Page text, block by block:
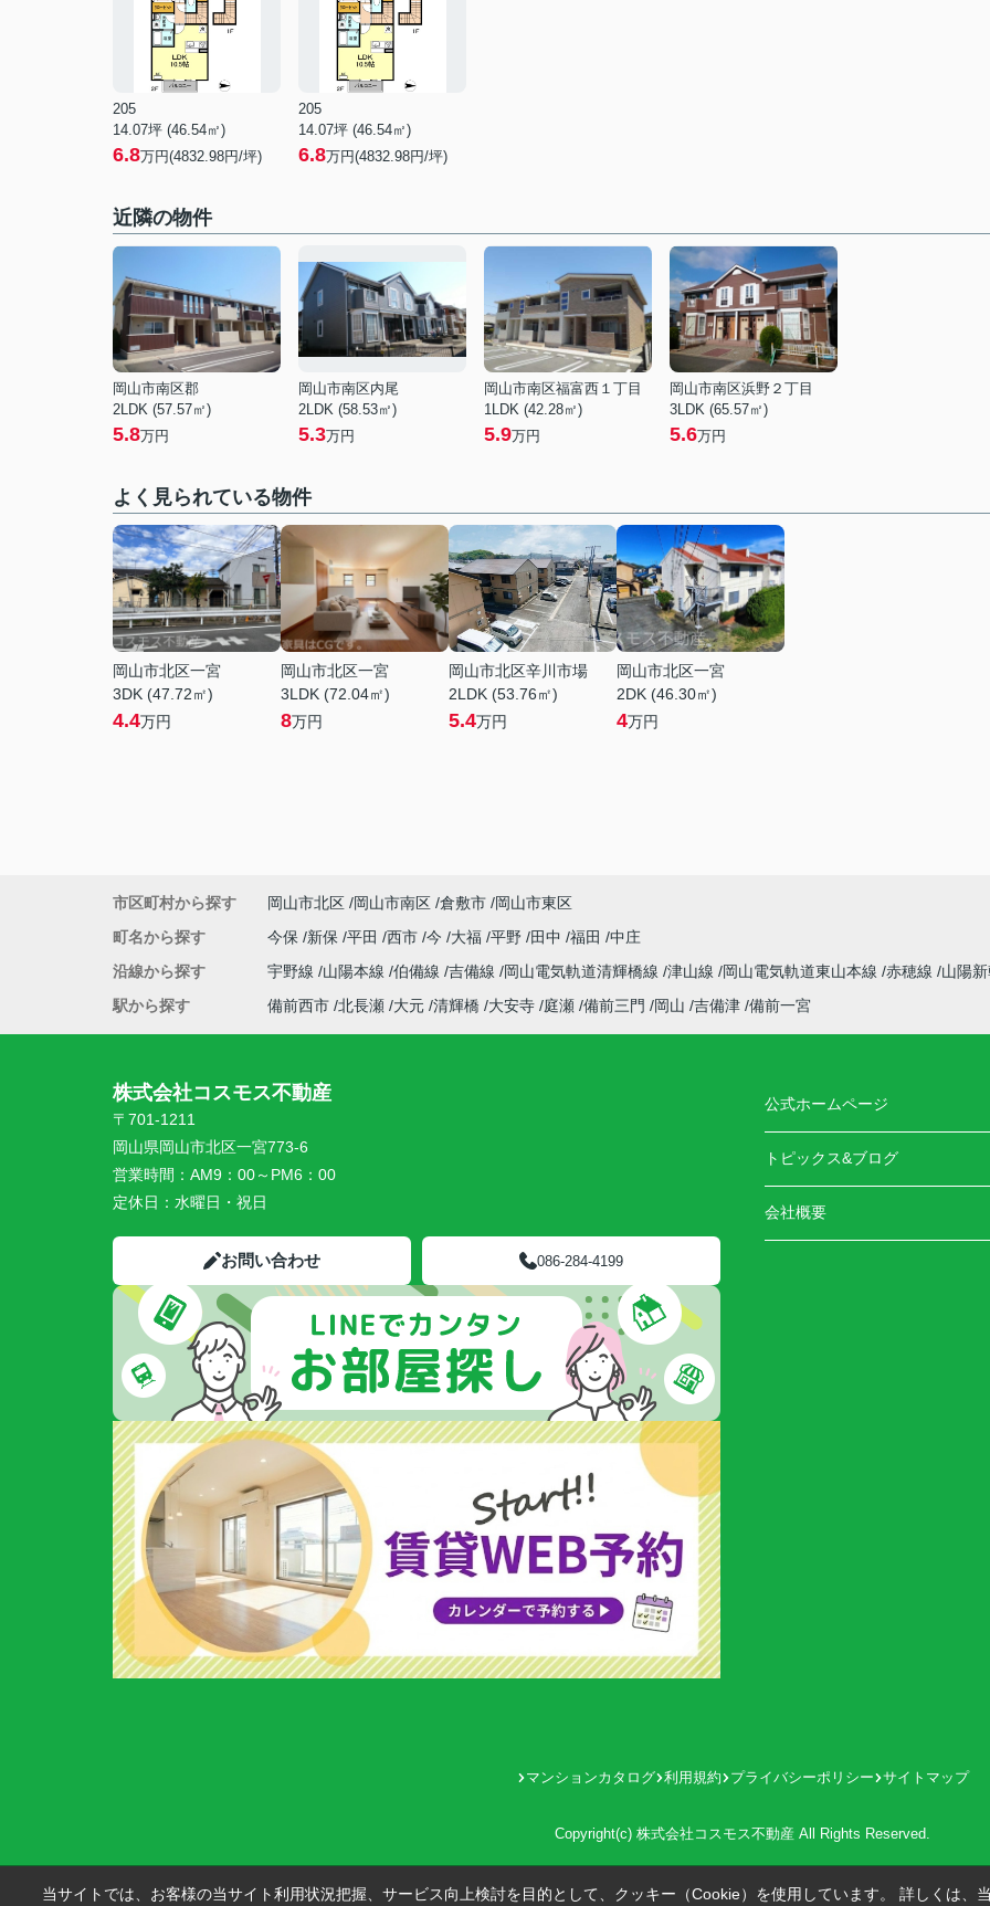
205
14.07坪 (46.54㎡)
6.8万円(4832.98円/坪)
205
14.07坪 (46.54㎡)
6.8万円(4832.98円/坪)
近隣の物件
岡山市南区郡
2LDK (57.57㎡)
5.8万円
岡山市南区内尾
2LDK (58.53㎡)
5.3万円
岡山市南区福富西１丁目
1LDK (42.28㎡)
5.9万円
岡山市南区浜野２丁目
3LDK (65.57㎡)
5.6万円
よく見られている物件
岡山市北区一宮
3DK (47.72㎡)
4.4万円
岡山市北区一宮
3LDK (72.04㎡)
8万円
岡山市北区辛川市場
2LDK (53.76㎡)
5.4万円
岡山市北区一宮
2DK (46.30㎡)
4万円
市区町村から探す 岡山市北区 岡山市南区 倉敷市
岡山市東区
町名から探す
今保 新保 平田 西市 今 大福 平野 田中 福田
中庄
沿線から探す
宇野線 山陽本線 伯備線 吉備線 岡山電気軌道清輝橋線 津山線 岡山電気軌道東山本線 赤穂線
山陽
駅から探す
備前西市 北長瀬 大元 清輝橋 大安寺 庭瀬 備前三門 岡山 吉備津 備前一宮
株式会社コスモス不動産
〒701-1211
岡山県岡山市北区一宮773-6
営業時間： AM9：00～PM6：00
定休日： 水曜日・祝日
お問い合わせ 086-284-4199
公式ホームページ
トピックス&ブログ
会社概要
マンションカタログ 利用規約 プライバシーポリシー サイトマップ
Copyright(c) 株式会社コスモス不動産 All Rights Reserved.
当サイトでは、お客様の当サイト利用状況把握、サービス向上検討を目的として、クッキー（Cookie）を使用しています。 詳しくは、